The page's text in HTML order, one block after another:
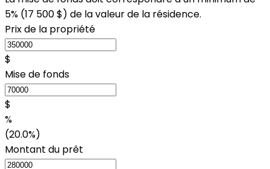
5% (17 500 $) de la valeur de la résidence.
Prix de la propriété
$
Mise de fonds
$
%
(20.0%)
Montant du prêt